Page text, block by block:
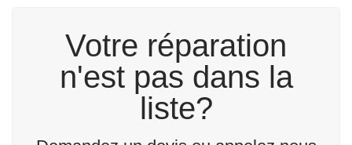
Votre réparation
n'est pas dans la
liste?